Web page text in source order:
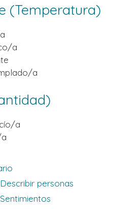
(Temperatura)
a
a
a
personas